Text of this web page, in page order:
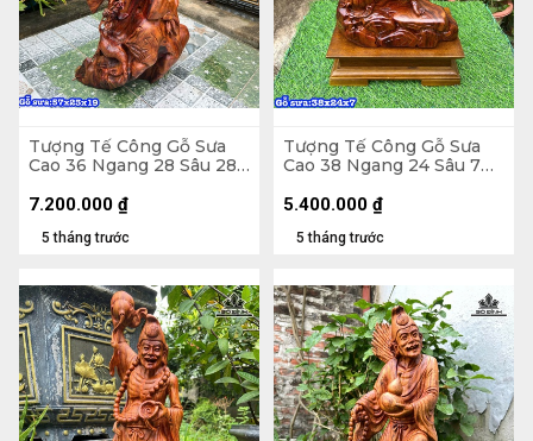
Tượng Tế Công Gỗ Sưa
Cao 36 Ngang 28 Sâu 28
5 tháng trước
7.200.000 ₫
Tượng Tế Công Gỗ Sưa
Cao 38 Ngang 24 Sâu 7
5 tháng trước
5.400.000 ₫